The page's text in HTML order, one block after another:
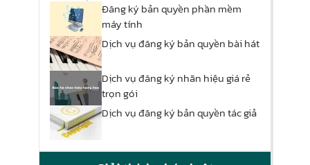
Đăng ký bản quyền phần mềm
máy tính
Dịch vụ đăng ký bản quyền bài hát
Dịch vụ đăng ký nhãn hiệu giá rẻ
trọn gói
Dịch vụ đăng ký bản quyền tác giả